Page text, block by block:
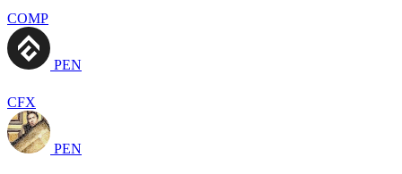
COMP
PEN
CFX
PEN